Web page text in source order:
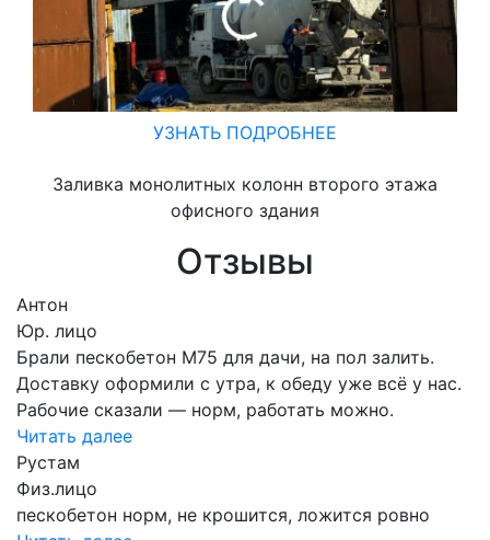
УЗНАТЬ ПОДРОБНЕЕ
Заливка монолитных колонн второго этажа
офисного здания
Отзывы
Антон
Юр. лицо
Брали пескобетон М75 для дачи, на пол залить.
Доставку оформили с утра, к обеду уже всё у нас.
Рабочие сказали — норм, работать можно.
Читать далее
Рустам
Физ.лицо
пескобетон норм, не крошится, ложится ровно